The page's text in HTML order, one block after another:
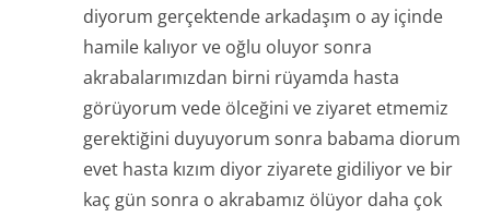
diyorum gerçektende arkadaşım o ay içinde
hamile kalıyor ve oğlu oluyor sonra
akrabalarımızdan birni rüyamda hasta
görüyorum vede ölceğini ve ziyaret etmemiz
gerektiğini duyuyorum sonra babama diorum
evet hasta kızım diyor ziyarete gidiliyor ve bir
kaç gün sonra o akrabamız ölüyor daha çok